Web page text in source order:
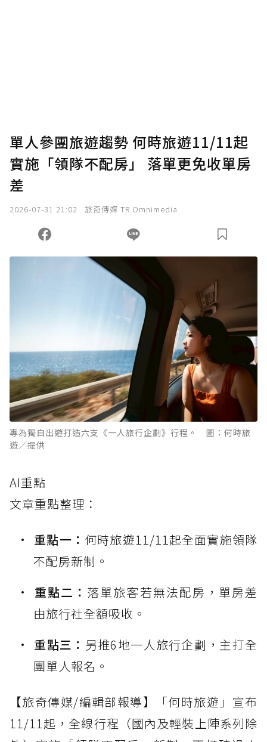
單人參團旅遊趨勢 何時旅遊11/11起
實施「領隊不配房」 落單更免收單房
差
2026-07-31 21:02 旅奇傳媒 TR Omnimedia
專為獨自出遊打造六支《一人旅行企劃》行程。 圖：何時旅
遊／提供
AI重點
文章重點整理：
重點一： 何時旅遊11/11起全面實施領隊
不配房新制。
重點二： 落單旅客若無法配房，單房差
由旅行社全額吸收。
重點三： 另推6地一人旅行企劃，主打全
團單人報名。
【旅奇傳媒/編輯部報導】「何時旅遊」宣布
11/11起，全線行程（國內及輕裝上陣系列除